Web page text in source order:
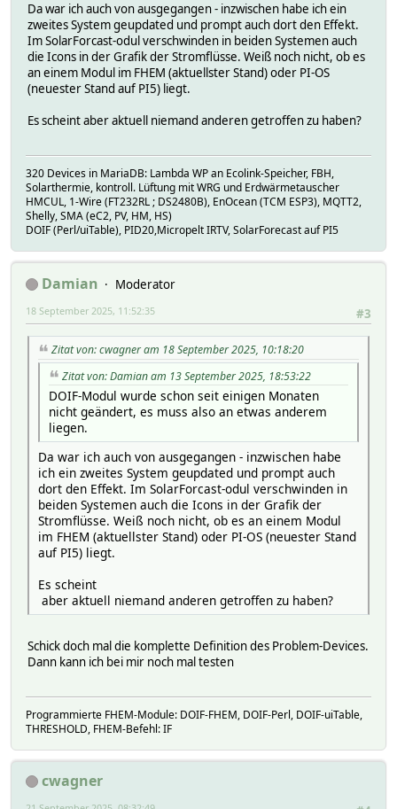
Da war ich auch von ausgegangen - inzwischen habe ich ein
zweites System geupdated und prompt auch dort den Effekt.
Im SolarForcast-odul verschwinden in beiden Systemen auch
die Icons in der Grafik der Stromflüsse. Weiß noch nicht, ob es
an einem Modul im FHEM (aktuellster Stand) oder PI-OS
(neuester Stand auf PI5) liegt.
Es scheint aber aktuell niemand anderen getroffen zu haben?
320 Devices in MariaDB: Lambda WP an Ecolink-Speicher, FBH,
Solarthermie, kontroll. Lüftung mit WRG und Erdwärmetauscher
HMCUL, 1-Wire (FT232RL ; DS2480B), EnOcean (TCM ESP3), MQTT2,
Shelly, SMA (eC2, PV, HM, HS)
DOIF (Perl/uiTable), PID20,Micropelt IRTV, SolarForecast auf PI5
Damian
Moderator
#3
18 September 2025, 11:52:35
Zitat von: cwagner am 18 September 2025, 10:18:20
Zitat von: Damian am 13 September 2025, 18:53:22
DOIF-Modul wurde schon seit einigen Monaten
nicht geändert, es muss also an etwas anderem
liegen.
Da war ich auch von ausgegangen - inzwischen habe
ich ein zweites System geupdated und prompt auch
dort den Effekt. Im SolarForcast-odul verschwinden in
beiden Systemen auch die Icons in der Grafik der
Stromflüsse. Weiß noch nicht, ob es an einem Modul
im FHEM (aktuellster Stand) oder PI-OS (neuester Stand
auf PI5) liegt.
Es scheint
aber aktuell niemand anderen getroffen zu haben?
Schick doch mal die komplette Definition des Problem-Devices.
Dann kann ich bei mir noch mal testen
Programmierte FHEM-Module: DOIF-FHEM, DOIF-Perl, DOIF-uiTable,
THRESHOLD, FHEM-Befehl: IF
cwagner